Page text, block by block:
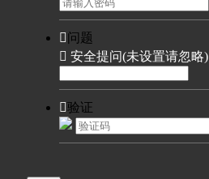
问题
 安全提问(未设置请忽略)
验证